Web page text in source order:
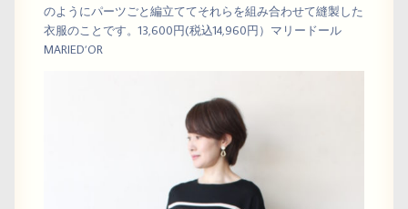
のようにパーツごと編立ててそれらを組み合わせて縫製した
衣服のことです。13,600円(税込14,960円）マリードール
MARIED’OR